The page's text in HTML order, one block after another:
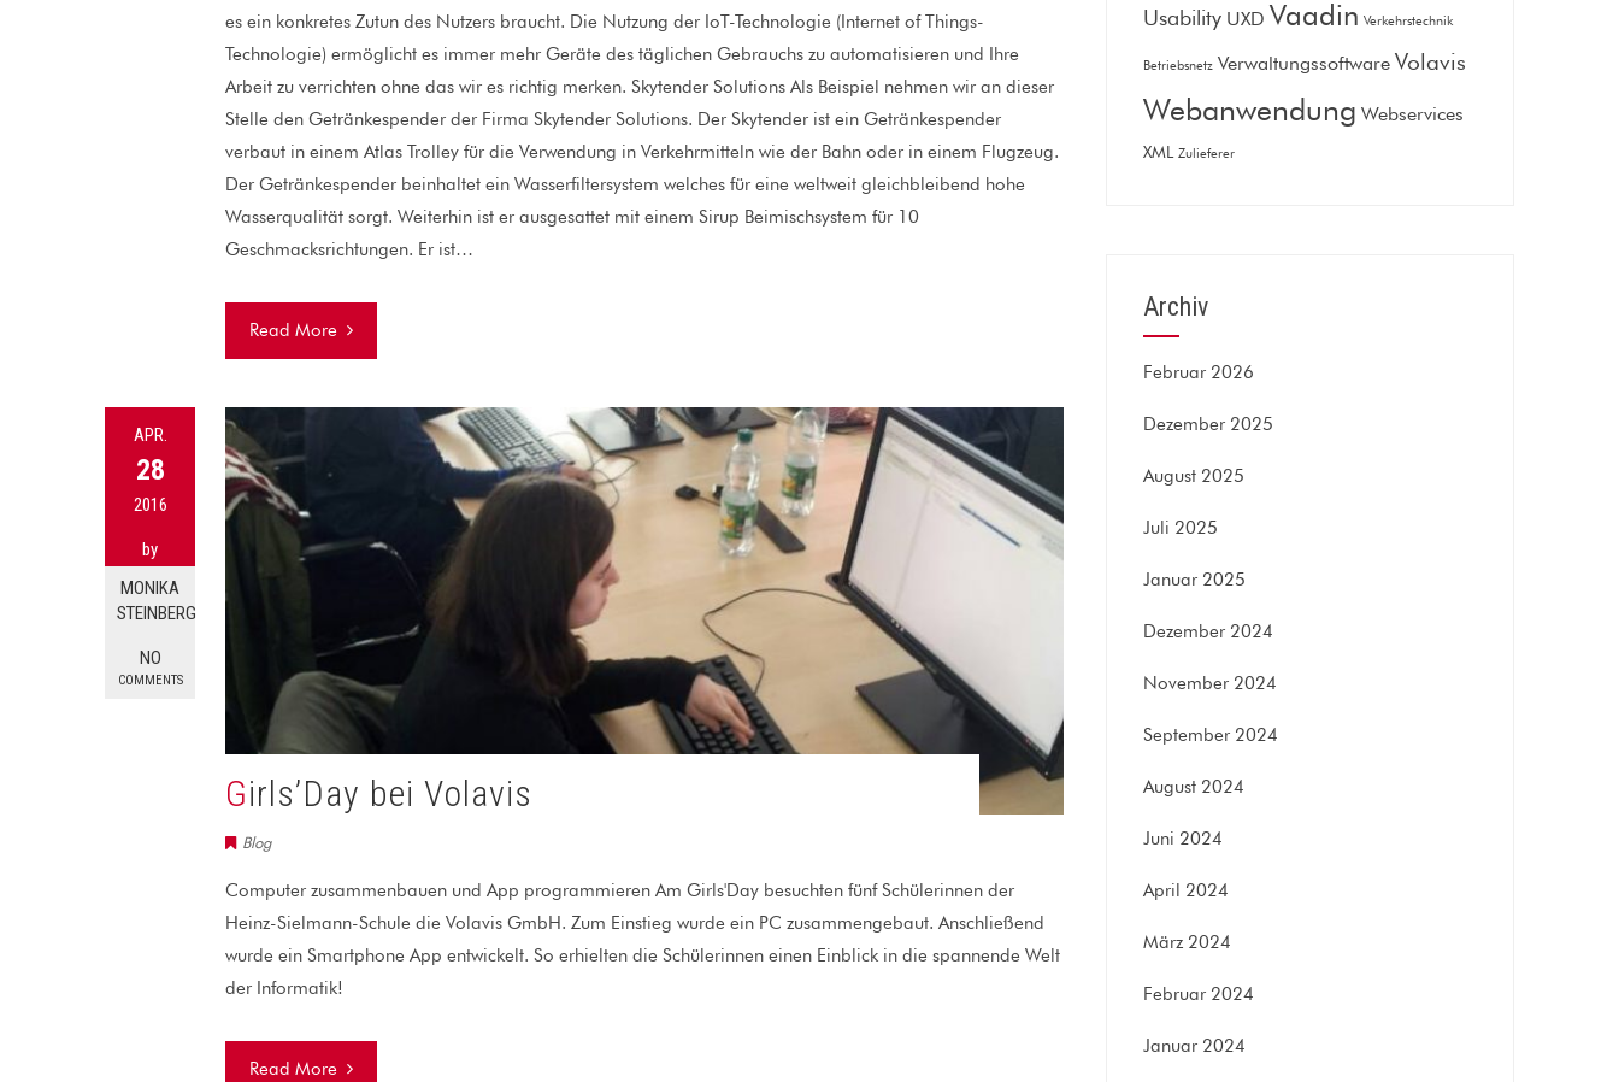
es ein konkretes Zutun des Nutzers braucht. Die Nutzung der IoT-Technologie (Internet of Things-
Technologie) ermöglicht es immer mehr Geräte des täglichen Gebrauchs zu automatisieren und Ihre
Arbeit zu verrichten ohne das wir es richtig merken. Skytender Solutions Als Beispiel nehmen wir an dieser
Stelle den Getränkespender der Firma Skytender Solutions. Der Skytender ist ein Getränkespender
verbaut in einem Atlas Trolley für die Verwendung in Verkehrmitteln wie der Bahn oder in einem Flugzeug.
Der Getränkespender beinhaltet ein Wasserfiltersystem welches für eine weltweit gleichbleibend hohe
Wasserqualität sorgt. Weiterhin ist er ausgesattet mit einem Sirup Beimischsystem für 10
Geschmacksrichtungen. Er ist…
Read More
APR.
28
2016
by
MONIKA
STEINBERG
NO
COMMENTS
Girls’Day bei Volavis
Blog
Computer zusammenbauen und App programmieren Am Girls'Day besuchten fünf Schülerinnen der
Heinz-Sielmann-Schule die Volavis GmbH. Zum Einstieg wurde ein PC zusammengebaut. Anschließend
wurde ein Smartphone App entwickelt. So erhielten die Schülerinnen einen Einblick in die spannende Welt
der Informatik!
Read More
Usability UXD Vaadin Verkehrstechnik
Betriebsnetz Verwaltungssoftware Volavis
Webanwendung Webservices
XML Zulieferer
Archiv
Februar 2026
Dezember 2025
August 2025
Juli 2025
Januar 2025
Dezember 2024
November 2024
September 2024
August 2024
Juni 2024
April 2024
März 2024
Februar 2024
Januar 2024